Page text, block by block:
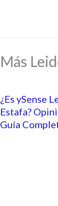
Más
¿Es ySense
Estafa?
Guía